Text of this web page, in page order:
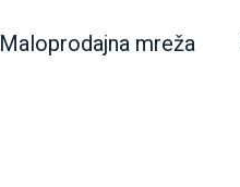
Maloprodajna mreža